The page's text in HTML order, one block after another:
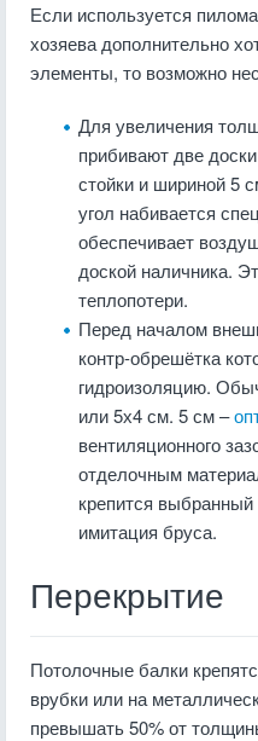
Если используется
хозяева дополнительно
элементы, то возможно
Для увеличения
прибивают две
стойки и шириной 5
угол набивается
обеспечивает
доской наличника.
теплопотери.
Перед началом
контр-обрешётка
гидроизоляцию.
или 5х4 см. 5 см –
вентиляционного
отделочным
крепится выбранный
имитация бруса.
Перекрытие
Потолочные балки
врубки или на
превышать 50% от